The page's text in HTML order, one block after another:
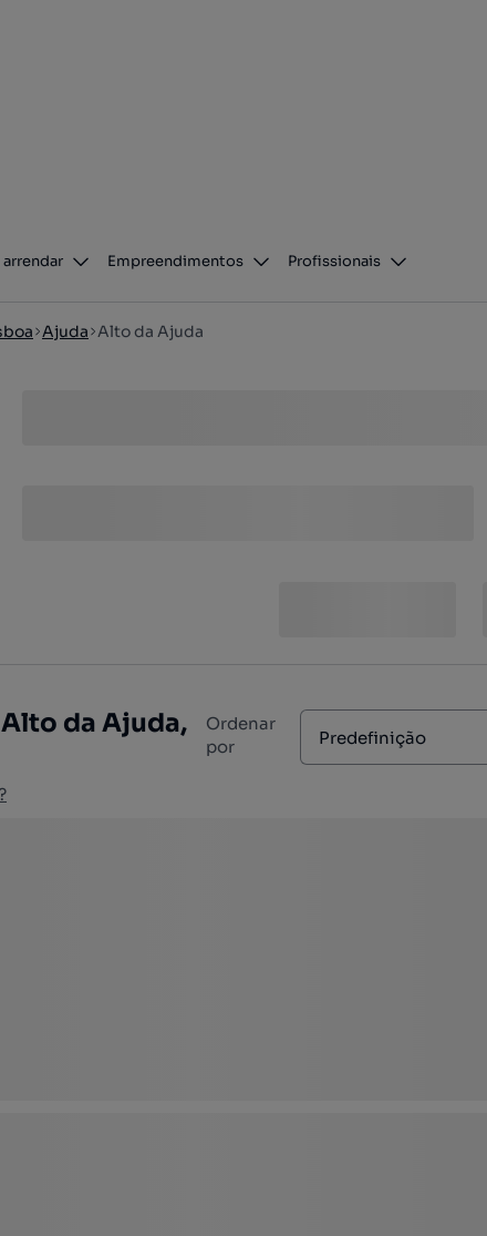
arrendar Empreendimentos Profissionais
Ajuda Alto da Ajuda
da Ajuda,
Ordenar
por
Predefinição